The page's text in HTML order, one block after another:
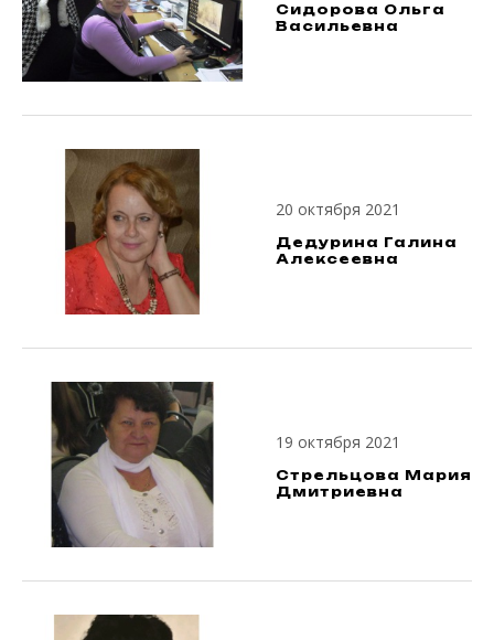
Сидорова Ольга
Васильевна
20 октября 2021
Дедурина Галина
Алексеевна
19 октября 2021
Стрельцова Мария
Дмитриевна